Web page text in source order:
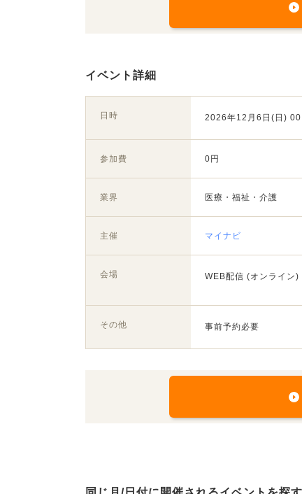
イベント詳細
日時 2026年12月6日(日)
参加費 0円
業界 医療・福祉・介護
主催 マイナビ
会場 WEB配信 (オンライン)
その他 事前予約必要